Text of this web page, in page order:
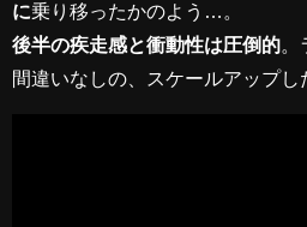
に乗り移ったかのよう…。
後半の疾走感と衝動性は圧倒的
間違いなしの、スケールアップし